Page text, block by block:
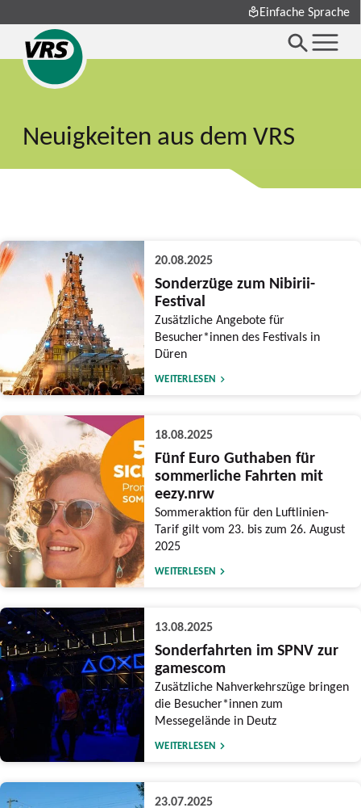
Einfache Sprache
Neuigkeiten aus dem VRS
20.08.2025
Sonderzüge zum Nibirii-
Festival
Zusätzliche Angebote für
Besucher*innen des Festivals in
Düren
WEITERLESEN
18.08.2025
Fünf Euro Guthaben für
sommerliche Fahrten mit
eezy.nrw
Sommeraktion für den Luftlinien-
Tarif gilt vom 23. bis zum 26. August
2025
WEITERLESEN
13.08.2025
Sonderfahrten im SPNV zur
gamescom
Zusätzliche Nahverkehrszüge bringen
die Besucher*innen zum
Messegelände in Deutz
WEITERLESEN
23.07.2025